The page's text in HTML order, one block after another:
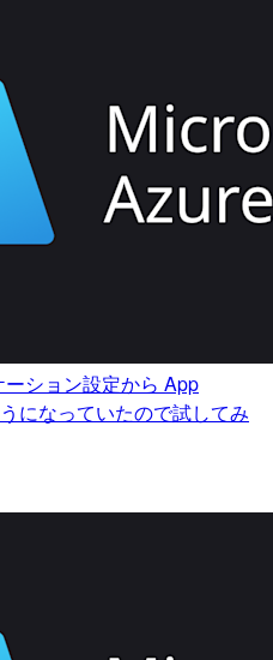
ション設定から App
になっていたので試してみ